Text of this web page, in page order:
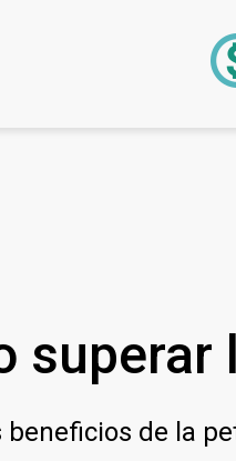
de la